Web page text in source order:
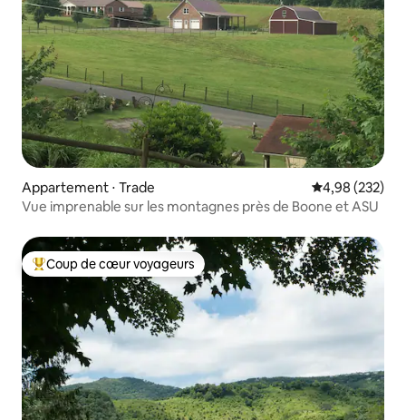
Appartement ⋅ Trade Évaluation
4,98 (232)
Vue imprenable sur les montagnes près de Boone et ASU
Coups de cœur voyageurs les plus appréciés
Coup de cœur voyageurs